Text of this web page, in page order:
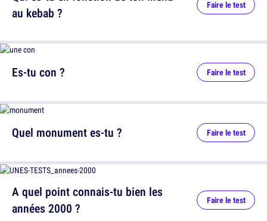
au kebab ?
Faire le test
Quel monument es-tu ? Faire le test
Es-tu con ? Faire le test
A quel point connais-tu bien les
années 2000 ?
Faire le test